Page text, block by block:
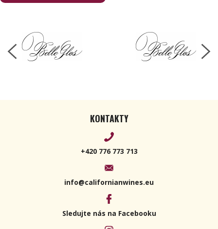
KONTAKTY
+420 776 773 713
info@californianwines.eu
Sledujte nás na Facebooku